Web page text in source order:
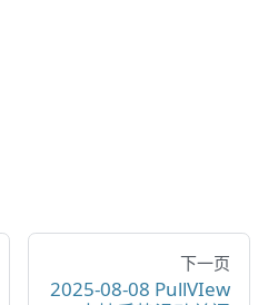
下一页
2025-08-08 PullVIew